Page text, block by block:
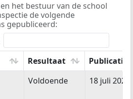
het bestuur van de school
de volgende
gepubliceerd:
Resultaat
Resultaat
Voldoende 18 juli 2024